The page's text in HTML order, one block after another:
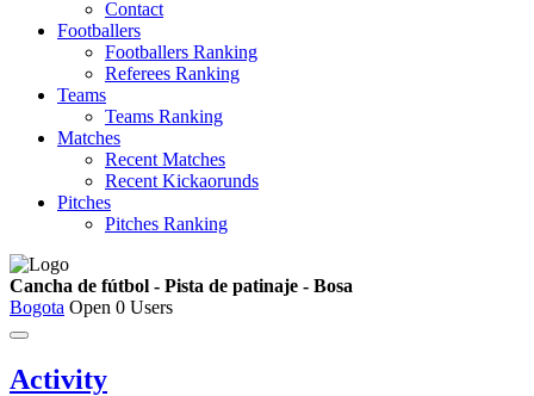
Contact
Footballers
Footballers Ranking
Referees Ranking
Teams
Teams Ranking
Matches
Recent Matches
Recent Kickaorunds
Pitches
Pitches Ranking
Cancha de fútbol - Pista de patinaje - Bosa
Bogota Open 0 Users
Activity